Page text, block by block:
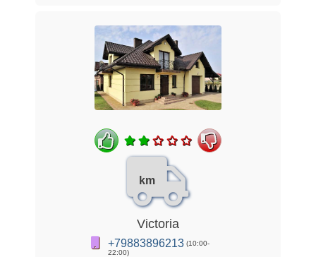
km
Victoria
+79883896213 (10:00-
22:00)